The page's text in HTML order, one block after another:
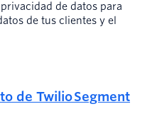
de datos para
de tus clientes y el
de Twilio Segment